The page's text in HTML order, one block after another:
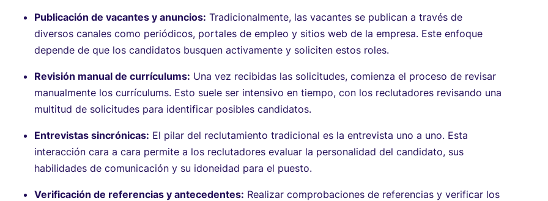
Publicación de vacantes y anuncios: Tradicionalmente, las vacantes se publican a través de
diversos canales como periódicos, portales de empleo y sitios web de la empresa. Este enfoque
depende de que los candidatos busquen activamente y soliciten estos roles.
Revisión manual de currículums: Una vez recibidas las solicitudes, comienza el proceso de revisar
manualmente los currículums. Esto suele ser intensivo en tiempo, con los reclutadores revisando una
multitud de solicitudes para identificar posibles candidatos.
Entrevistas sincrónicas: El pilar del reclutamiento tradicional es la entrevista uno a uno. Esta
interacción cara a cara permite a los reclutadores evaluar la personalidad del candidato, sus
habilidades de comunicación y su idoneidad para el puesto.
Verificación de referencias y antecedentes: Realizar comprobaciones de referencias y verificar los